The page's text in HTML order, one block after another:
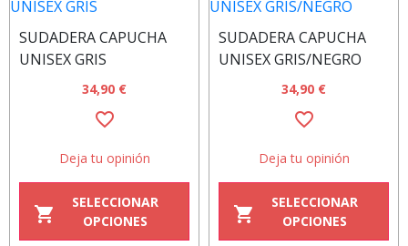
SUDADERA CAPUCHA
UNISEX GRIS
34,90 €
favorite_border
Deja tu opinión
shopping_cart
SELECCIONAR
OPCIONES
SUDADERA CAPUCHA
UNISEX GRIS/NEGRO
34,90 €
favorite_border
Deja tu opinión
shopping_cart
SELECCIONAR
OPCIONES